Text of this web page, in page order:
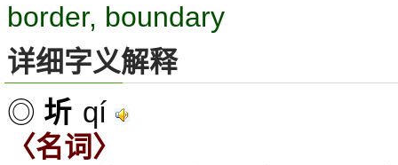
border, boundary
详细字义解释
◎ 圻 qí
〈名词〉